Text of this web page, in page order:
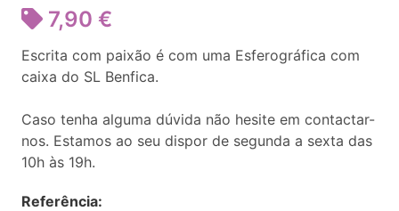
7,90 €
Escrita com paixão é com uma Esferográfica com
caixa do SL Benfica.
Caso tenha alguma dúvida não hesite em contactar-
nos. Estamos ao seu dispor de segunda a sexta das
10h às 19h.
Referência: